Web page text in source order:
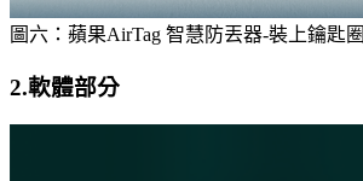
圖六：蘋果AirTag 智慧防丟器-裝上鑰匙圈
2.軟體部分